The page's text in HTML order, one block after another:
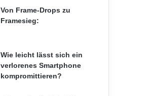
Von Frame-Drops zu
Framesieg:
Wie leicht lässt sich ein
verlorenes Smartphone
kompromittieren?